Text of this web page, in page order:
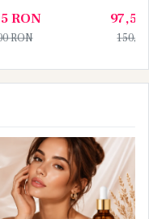
BODY
RON
RON
97,50